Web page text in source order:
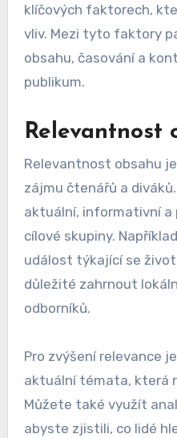
klíčových faktorech,
vliv. Mezi tyto faktory
obsahu, časování a
publikum.
Relevantnost
Relevantnost obsahu
zájmu čtenářů a
aktuální, informativní a
cílové skupiny.
událost týkající se
důležité zahrnout
odborníků.
Pro zvýšení relevance
aktuální témata, která
Můžete také využít
abyste zjistili, co lidé